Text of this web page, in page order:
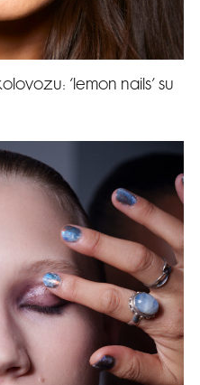
‘lemon nails’ su